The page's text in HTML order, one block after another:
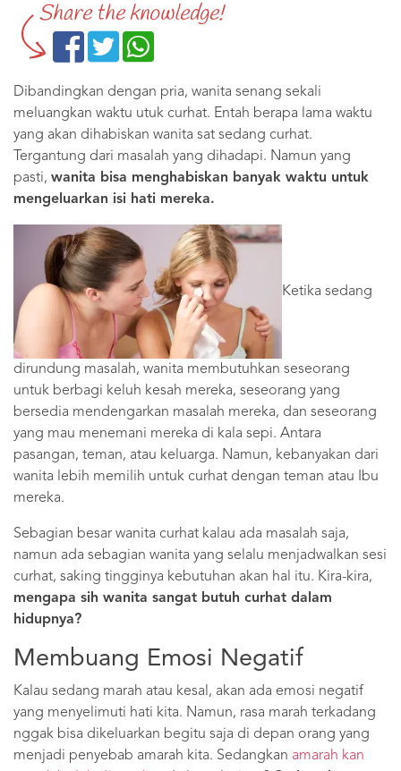
Share the knowledge!
Dibandingkan dengan pria, wanita senang sekali
meluangkan waktu utuk curhat. Entah berapa lama waktu
yang akan dihabiskan wanita sat sedang curhat.
Tergantung dari masalah yang dihadapi. Namun yang
pasti, wanita bisa menghabiskan banyak waktu untuk
mengeluarkan isi hati mereka.
Ketika sedang
dirundung masalah, wanita membutuhkan seseorang
untuk berbagi keluh kesah mereka, seseorang yang
bersedia mendengarkan masalah mereka, dan seseorang
yang mau menemani mereka di kala sepi. Antara
pasangan, teman, atau keluarga. Namun, kebanyakan dari
wanita lebih memilih untuk curhat dengan teman atau Ibu
mereka.
Sebagian besar wanita curhat kalau ada masalah saja,
namun ada sebagian wanita yang selalu menjadwalkan sesi
curhat, saking tingginya kebutuhan akan hal itu. Kira-kira,
mengapa sih wanita sangat butuh curhat dalam
hidupnya?
Membuang Emosi Negatif
Kalau sedang marah atau kesal, akan ada emosi negatif
yang menyelimuti hati kita. Namun, rasa marah terkadang
nggak bisa dikeluarkan begitu saja di depan orang yang
menjadi penyebab amarah kita. Sedangkan amarah kan